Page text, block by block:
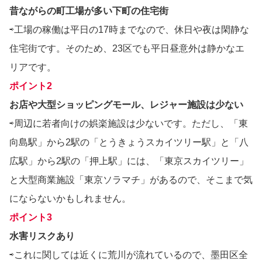
昔ながらの町工場が多い下町の住宅街
⇨工場の稼働は平日の17時までなので、休日や夜は閑静な
住宅街です。そのため、23区でも平日昼意外は静かなエ
リアです。
ポイント2
お店や大型ショッピングモール、レジャー施設は少ない
⇨周辺に若者向けの娯楽施設は少ないです。ただし、「東
向島駅」から2駅の「とうきょうスカイツリー駅」と「八
広駅」から2駅の「押上駅」には、「東京スカイツリー」
と大型商業施設「東京ソラマチ」があるので、そこまで気
にならないかもしれません。
ポイント3
水害リスクあり
⇨これに関しては近くに荒川が流れているので、墨田区全